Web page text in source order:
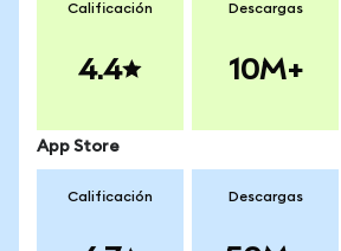
Calificación
4.4
Descargas
10M+
App Store
Calificación Descargas